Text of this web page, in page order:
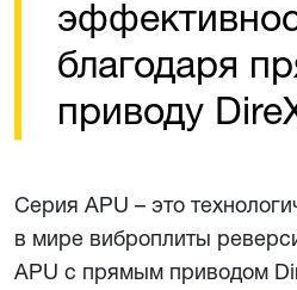
благодаря
приводу
Серия APU – это
в мире виброплиты
APU с прямым приводом